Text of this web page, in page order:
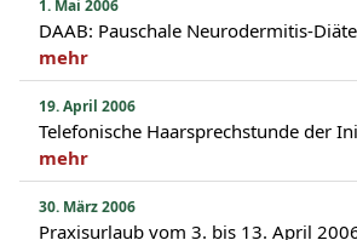
1. Mai 2006
DAAB: Pauschale Neurodermitis-
mehr
19. April 2006
Telefonische Haarsprechstunde der
mehr
30. März 2006
Praxisurlaub vom 3. bis 13. April